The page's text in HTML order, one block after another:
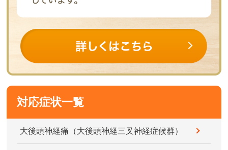
対応症状一覧
大後頭神経痛（大後頭神経三叉神経症候群）